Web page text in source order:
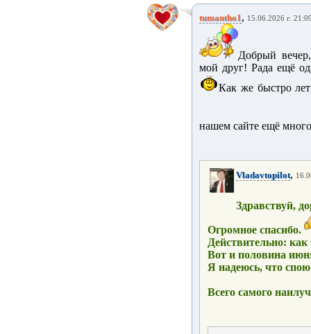
tumantho1, 15.06.2026 г.
Добрый
мой друг! Рада ещё
Как же быстро
нашем сайте ещё
Vladavtopilot,
Здравствуй,
Огромное спасибо.
Действительно: как
Вот и половина
Я надеюсь, что
Всего самого